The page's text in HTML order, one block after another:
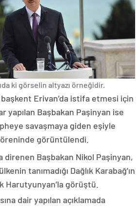
ki görselin altyazı örneğidir.
Erivan’da istifa etmesi için
yapılan Başbakan Paşinyan ise
savaşmaya giden eşiyle
görüntülendi.
direnen Başbakan Nikol Paşinyan,
tanımadığı Dağlık Karabağ’ın
Harutyunyan’la görüştü.
dair yapılan açıklamada